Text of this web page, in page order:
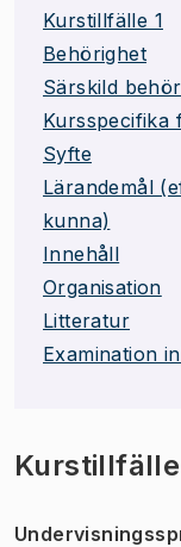
Kurstillfälle 1
Behörighet
Särskild
Kursspecifika
Syfte
Lärandemål
kunna)
Innehåll
Organisation
Litteratur
Examination
Kurstillfälle